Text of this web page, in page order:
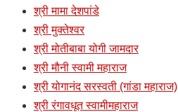
श्री मामा देशपांडे
श्री मुक्तेश्वर
श्री मोतीबाबा योगी जामदार
श्री मौनी स्वामी महाराज
श्री योगानंद सरस्वती (गांडा महाराज)
श्री रंगावधूत स्वामीमहाराज